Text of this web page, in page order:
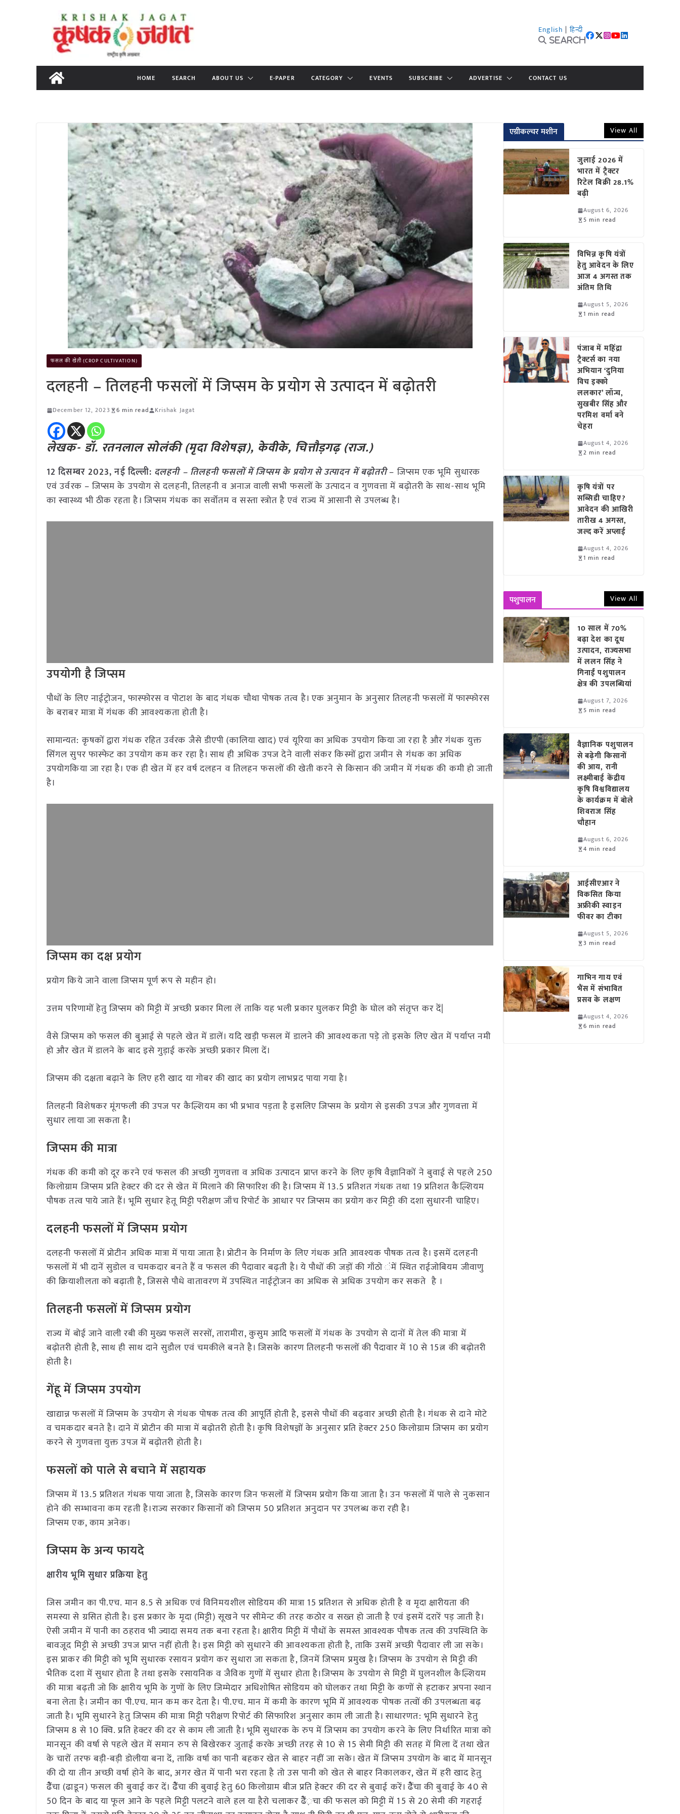
content
English | हिन्दी
Search
HOME SEARCH ABOUT US E-PAPER CATEGORY EVENTS SUBSCRIBE ADVERTISE CONTACT US
फसल की खेती (CROP CULTIVATION)
दलहनी – तिलहनी फसलों में जिप्सम के प्रयोग से उत्पादन में बढ़ोतरी
December 12, 2023 6 min read Krishak Jagat
लेखक- डॉ. रतनलाल सोलंकी (मृदा विशेषज्ञ), केवीके, चित्तौड़गढ़ (राज.)
12 दिसम्बर 2023, नई दिल्ली: दलहनी – तिलहनी फसलों में जिप्सम के प्रयोग से उत्पादन में बढ़ोतरी– जिप्सम एक भूमि सुधारक
एवं उर्वरक – जिप्सम के उपयोग से दलहनी, तिलहनी व अनाज वाली सभी फसलों के उत्पादन व गुणवत्ता में बढ़ोतरी के साथ-साथ भूमि
का स्वास्थ्य भी ठीक रहता है। जिप्सम गंधक का सर्वोतम व सस्ता स्त्रोत है एवं राज्य में आसानी से उपलब्ध है।
उपयोगी है जिप्सम
पौधों के लिए नाईट्रोजन, फास्फोरस व पोटाश के बाद गंधक चौथा पोषक तत्व है। एक अनुमान के अनुसार तिलहनी फसलों में फास्फोरस
के बराबर मात्रा में गंधक की आवश्यकता होती है।
सामान्यत: कृषकों द्वारा गंधक रहित उर्वरक जैसे डीएपी (कालिया खाद) एवं यूरिया का अधिक उपयोग किया जा रहा है और गंधक युक्त
सिंगल सुपर फास्फेट का उपयोग कम कर रहा है। साथ ही अधिक उपज देने वाली संकर किस्मों द्वारा जमीन से गंधक का अधिक
उपयोगकिया जा रहा है। एक ही खेत में हर वर्ष दलहन व तिलहन फसलों की खेती करने से किसान की जमीन में गंधक की कमी हो जाती
है।
जिप्सम का दक्ष प्रयोग
प्रयोग किये जाने वाला जिप्सम पूर्ण रूप से महीन हो।
उत्तम परिणामों हेतु जिप्सम को मिट्टी में अच्छी प्रकार मिला लें ताकि यह भली प्रकार घुलकर मिट्टी के घोल को संतृप्त कर दें|
वैसे जिप्सम को फसल की बुआई से पहले खेत में डालें। यदि खड़ी फसल में डालने की आवश्यकता पड़े तो इसके लिए खेत में पर्याप्त नमी
हो और खेत में डालने के बाद इसे गुड़ाई करके अच्छी प्रकार मिला दें।
जिप्सम की दक्षता बढ़ाने के लिए हरी खाद या गोबर की खाद का प्रयोग लाभप्रद पाया गया है।
तिलहनी विशेषकर मूंगफली की उपज पर कैल्शियम का भी प्रभाव पड़ता है इसलिए जिप्सम के प्रयोग से इसकी उपज और गुणवत्ता में
सुधार लाया जा सकता है।
जिप्सम की मात्रा
गंधक की कमी को दूर करने एवं फसल की अच्छी गुणवत्ता व अधिक उत्पादन प्राप्त करने के लिए कृषि वैज्ञानिकों ने बुवाई से पहले 250
किलोग्राम जिप्सम प्रति हेक्टर की दर से खेत में मिलाने की सिफारिश की है। जिप्सम में 13.5 प्रतिशत गंधक तथा 19 प्रतिशत कैल्शियम
पौषक तत्व पाये जाते हैं। भूमि सुधार हेतू मिट्टी परीक्षण जाँच रिपोर्ट के आधार पर जिप्सम का प्रयोग कर मिट्टी की दशा सुधारनी चाहिए।
दलहनी फसलों में जिप्सम प्रयोग
दलहनी फसलों में प्रोटीन अधिक मात्रा में पाया जाता है। प्रोटीन के निर्माण के लिए गंधक अति आवश्यक पौषक तत्व है। इसमें दलहनी
फसलों में भी दानें सुडोल व चमकदार बनते हैं व फसल की पैदावार बढ़ती है। ये पौधों की जड़ों की गाँठो ंमें स्थित राईजोबियम जीवाणु
की क्रियाशीलता को बढ़ाती है, जिससे पौधे वातावरण में उपस्थित नाईट्रोजन का अधिक से अधिक उपयोग कर सकते है ।
तिलहनी फसलों में जिप्सम प्रयोग
राज्य में बोई जाने वाली रबी की मुख्य फसलें सरसों, तारामीरा, कुसुम आदि फसलों में गंधक के उपयोग से दानों में तेल की मात्रा में
बढ़ोतरी होती है, साथ ही साथ दाने सुडौल एवं चमकीले बनते है। जिसके कारण तिलहनी फसलों की पैदावार में 10 से 15त्न की बढ़ोतरी
होती है।
गेंहू में जिप्सम उपयोग
खाद्यान्न फसलों में जिप्सम के उपयोग से गंधक पोषक तत्व की आपूर्ति होती है, इससे पौधों की बढ़वार अच्छी होती है। गंधक से दाने मोटे
व चमकदार बनते है। दाने में प्रोटीन की मात्रा में बढ़ोतरी होती है। कृषि विशेषज्ञों के अनुसार प्रति हेक्टर 250 किलोग्राम जिप्सम का प्रयोग
करने से गुणवत्ता युक्त उपज में बढ़ोतरी होती है।
फसलों को पाले से बचाने में सहायक
जिप्सम में 13.5 प्रतिशत गंधक पाया जाता है, जिसके कारण जिन फसलों में जिप्सम प्रयोग किया जाता है। उन फसलों में पाले से नुकसान
होने की सम्भावना कम रहती है।राज्य सरकार किसानों को जिप्सम 50 प्रतिशत अनुदान पर उपलब्ध करा रही है।
जिप्सम एक, काम अनेक।
जिप्सम के अन्य फायदे
क्षारीय भूमि सुधार प्रक्रिया हेतु
जिस जमीन का पी.एच. मान 8.5 से अधिक एवं विनिमयशील सोडियम की मात्रा 15 प्रतिशत से अधिक होती है व मृदा क्षारीयता की
समस्या से ग्रसित होती है। इस प्रकार के मृदा (मिट्टी) सूखने पर सीमेन्ट की तरह कठोर व सख्त हो जाती है एवं इसमें दरारें पड़ जाती है।
ऐसी जमीन में पानी का ठहराव भी ज्यादा समय तक बना रहता है। क्षारीय मिट्टी में पौधों के समस्त आवश्यक पौषक तत्व की उपस्थिति के
बावजूद मिट्टी से अच्छी उपज प्राप्त नहीं होती है। इस मिट्टी को सुधारने की आवश्यकता होती है, ताकि उसमें अच्छी पैदावार ली जा सके।
इस प्राकर की मिट्टी को भूमि सुधारक रसायन प्रयोग कर सुधारा जा सकता है, जिनमें जिप्सम प्रमुख है। जिप्सम के उपयोग से मिट्टी की
भैतिक दशा में सुधार होता है तथा इसके रसायनिक व जैविक गुणों में सुधार होता है।जिप्सम के उपयोग से मिट्टी में घुलनशील कैल्शियम
की मात्रा बढ़ती जो कि क्षारीय भूमि के गुणों के लिए जिम्मेदार अधिशोषित सोडियम को घोलकर तथा मिट्टी के कणों से हटाकर अपना स्थान
बना लेता है। जमीन का पी.एच. मान कम कर देता है। पी.एच. मान में कमी के कारण भूमि में आवश्यक पोषक तत्वों की उपलब्धता बढ़
जाती है। भूमि सुधारने हेतु जिप्सम की मात्रा मिट्टी परीक्षण रिपोर्ट की सिफारिश अनुसार काम ली जाती है। साधारणत: भूमि सुधारने हेतु
जिप्सम 8 से 10 क्वि. प्रति हेक्टर की दर से काम ली जाती है। भूमि सुधारक के रुप में जिप्सम का उपयोग करने के लिए निर्धारित मात्रा को
मानसून की वर्षा से पहले खेत में समान रुप से बिखेरकर जुताई करके अच्छी तरह से 10 से 15 सेमी मिट्टी की सतह में मिला दें तथा खेत
के चारों तरफ बड़ी-बड़ी डोलीया बना दें, ताकि वर्षा का पानी बहकर खेत से बाहर नहीं जा सके। खेत में जिप्सम उपयोग के बाद में मानसून
की दो या तीन अच्छी वर्षा होने के बाद, अगर खेत में पानी भरा रहता है तो उस पानी को खेत से बाहर निकालकर, खेत में हरी खाद हेतु
ढैेंचा (ढाडून) फसल की बुवाई कर दें। ढैेंचा की बुवाई हेतु 60 किलोग्राम बीज प्रति हेक्टर की दर से बुवाई करें। ढेैंचा की बुवाई के 40 से
50 दिन के बाद या फूल आने के पहले मिट्टी पलटने वाले हल या हैरो चलाकर ढैें़चा की फसल को मिट्टी में 15 से 20 सेमी की गहराई
एग्रीकल्चर मशीन View All
जुलाई 2026 में
भारत में ट्रैक्टर
रिटेल बिक्री 28.1%
बढ़ी
August 6, 2026
5 min read
विभिन्न कृषि यंत्रों
हेतु आवेदन के लिए
आज 4 अगस्त तक
अंतिम तिथि
August 5, 2026
1 min read
पंजाब में महिंद्रा
ट्रैक्टर्स का नया
अभियान ‘दुनिया
विच इक्को
ललकार’ लॉन्च,
सुखबीर सिंह और
परमिश वर्मा बने
चेहरा
August 4, 2026
2 min read
कृषि यंत्रों पर
सब्सिडी चाहिए?
आवेदन की आखिरी
तारीख 4 अगस्त,
जल्द करें अप्लाई
August 4, 2026
1 min read
पशुपालन View All
10 साल में 70%
बढ़ा देश का दूध
उत्पादन, राज्यसभा
में ललन सिंह ने
गिनाईं पशुपालन
क्षेत्र की उपलब्धियां
August 7, 2026
5 min read
वैज्ञानिक पशुपालन
से बढ़ेगी किसानों
की आय, रानी
लक्ष्मीबाई केंद्रीय
कृषि विश्वविद्यालय
के कार्यक्रम में बोले
शिवराज सिंह
चौहान
August 6, 2026
4 min read
आईसीएआर ने
विकसित किया
अफ्रीकी स्वाइन
फीवर का टीका
August 5, 2026
3 min read
गाभिन गाय एवं
भैंस में संभावित
प्रसव के लक्षण
August 4, 2026
6 min read